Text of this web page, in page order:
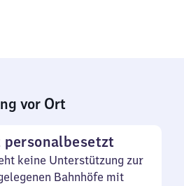
vor Ort
keine Unterstützung zur
Bahnhöfe mit